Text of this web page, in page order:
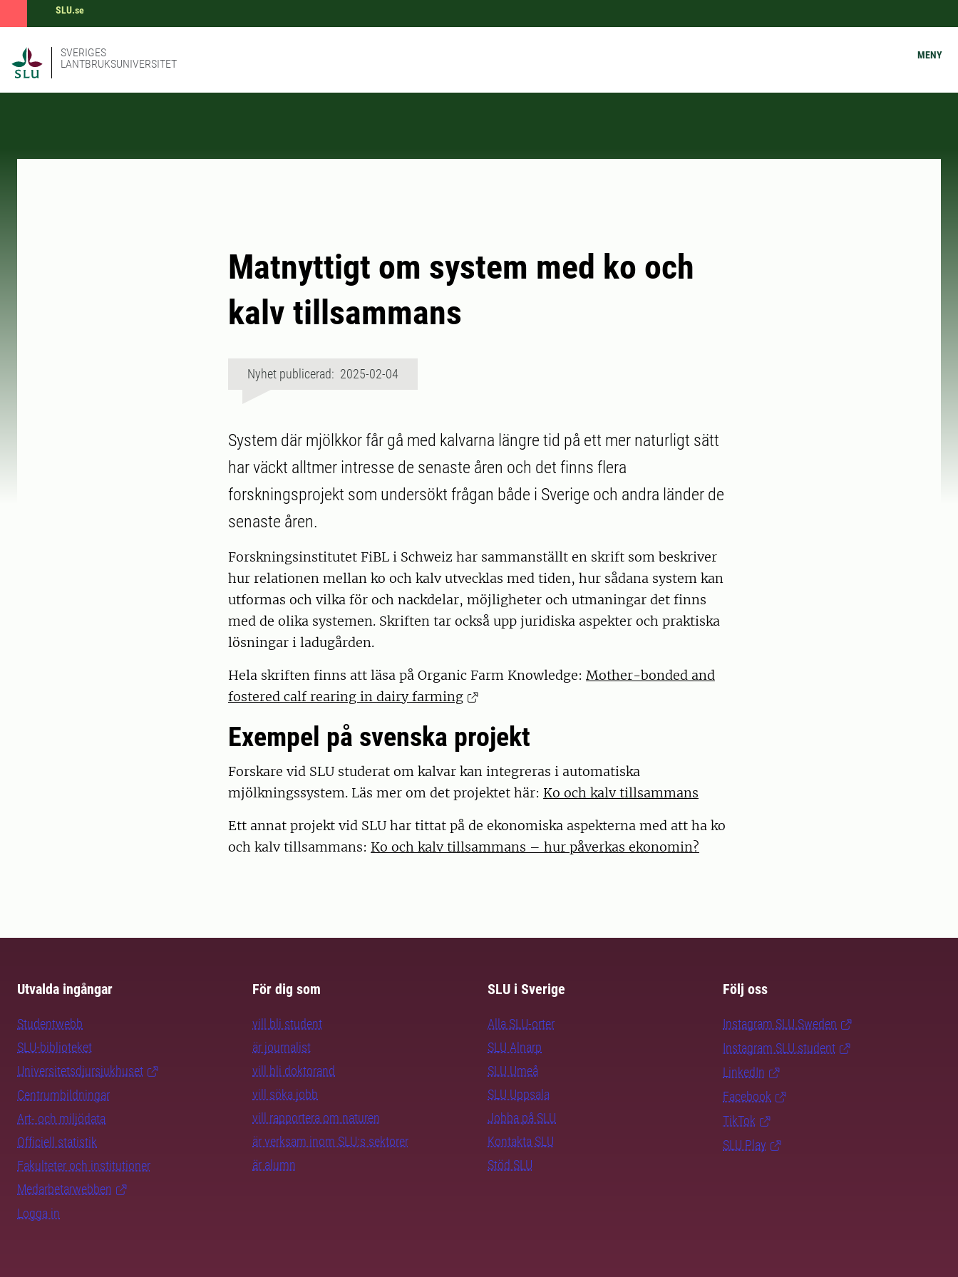
SLU.se
SVERIGES
LANTBRUKSUNIVERSITET
MENY
Matnyttigt om system med ko och
kalv tillsammans
Nyhet publicerad: 2025-02-04
System där mjölkkor får gå med kalvarna längre tid på ett mer naturligt sätt
har väckt alltmer intresse de senaste åren och det finns flera
forskningsprojekt som undersökt frågan både i Sverige och andra länder de
senaste åren.
Forskningsinstitutet FiBL i Schweiz har sammanställt en skrift som beskriver
hur relationen mellan ko och kalv utvecklas med tiden, hur sådana system kan
utformas och vilka för och nackdelar, möjligheter och utmaningar det finns
med de olika systemen. Skriften tar också upp juridiska aspekter och praktiska
lösningar i ladugården.
Hela skriften finns att läsa på Organic Farm Knowledge: Mother-bonded and
fostered calf rearing in dairy farming
Exempel på svenska projekt
Forskare vid SLU studerat om kalvar kan integreras i automatiska
mjölkningssystem. Läs mer om det projektet här: Ko och kalv tillsammans
Ett annat projekt vid SLU har tittat på de ekonomiska aspekterna med att ha ko
och kalv tillsammans: Ko och kalv tillsammans – hur påverkas ekonomin?
Utvalda ingångar
Studentwebb
SLU-biblioteket
Universitetsdjursjukhuset
Centrumbildningar
Art- och miljödata
Officiell statistik
Fakulteter och institutioner
Medarbetarwebben
Logga in
För dig som
vill bli student
är journalist
vill bli doktorand
vill söka jobb
vill rapportera om naturen
är verksam inom SLU:s sektorer
är alumn
SLU i Sverige
Alla SLU-orter
SLU Alnarp
SLU Umeå
SLU Uppsala
Jobba på SLU
Kontakta SLU
Stöd SLU
Följ oss
Instagram SLU.Sweden
Instagram SLU.student
LinkedIn
Facebook
TikTok
SLU Play